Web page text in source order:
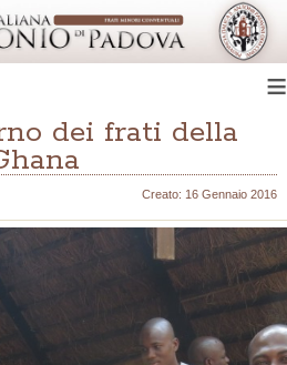
≡
dei frati della
Creato: 16 Gennaio 2016